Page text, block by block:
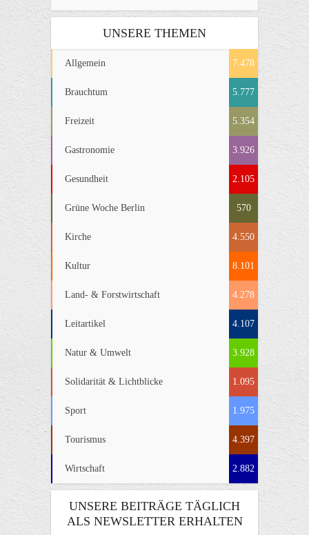
UNSERE THEMEN
Allgemein 7.478
Brauchtum 5.777
Freizeit 5.354
Gastronomie 3.926
Gesundheit 2.105
Grüne Woche Berlin 570
Kirche 4.550
Kultur 8.101
Land- & Forstwirtschaft 4.278
Leitartikel 4.107
Natur & Umwelt 3.928
Solidarität & Lichtblicke 1.095
Sport 1.975
Tourismus 4.397
Wirtschaft 2.882
UNSERE BEITRÄGE TÄGLICH
ALS NEWSLETTER ERHALTEN